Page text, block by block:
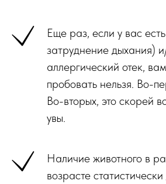
Еще раз, если у вас
затруднение дыхания)
аллергический отек,
пробовать нельзя. Во-
Во-вторых, это скорей
увы.
Наличие животного в
возрасте